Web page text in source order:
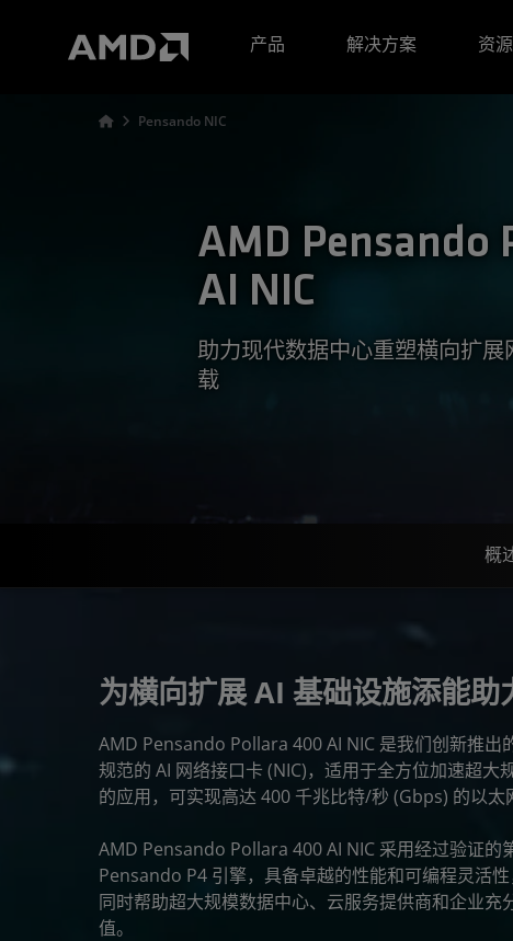
产品
解决方案 资
Pensando NIC
AMD Pensando
AI NIC
助力现代数据中心重塑横向扩
载
概
为横向扩展 AI 基础设施添能助
AMD Pensando Pollara 400 AI NIC 是我们创新推出
规范的 AI 网络接口卡 (NIC)，适用于全方位加速超大
的应用，可实现高达 400 千兆比特/秒 (Gbps) 的以太
AMD Pensando Pollara 400 AI NIC 采用经过验证的
Pensando P4 引擎，具备卓越的性能和可编程灵活性
同时帮助超大规模数据中心、云服务提供商和企业充
值。